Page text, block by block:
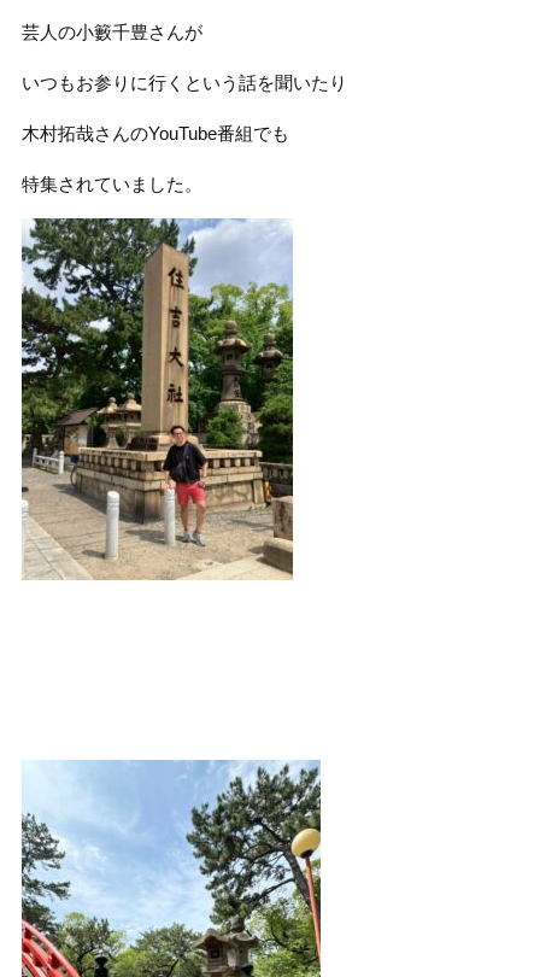
芸人の小籔千豊さんが
いつもお参りに行くという話を聞いたり
木村拓哉さんのYouTube番組でも
特集されていました。